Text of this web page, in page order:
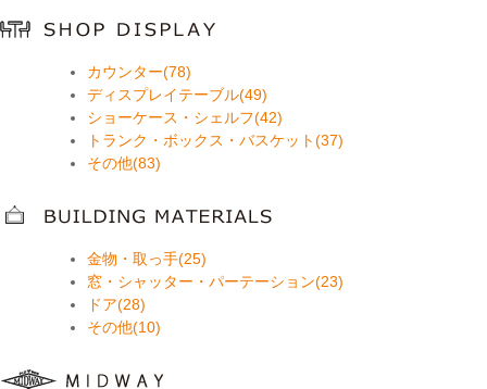
カウンター(78)
ディスプレイテーブル(49)
ショーケース・シェルフ(42)
トランク・ボックス・バスケット(37)
その他(83)
金物・取っ手(25)
窓・シャッター・パーテーション(23)
ドア(28)
その他(10)